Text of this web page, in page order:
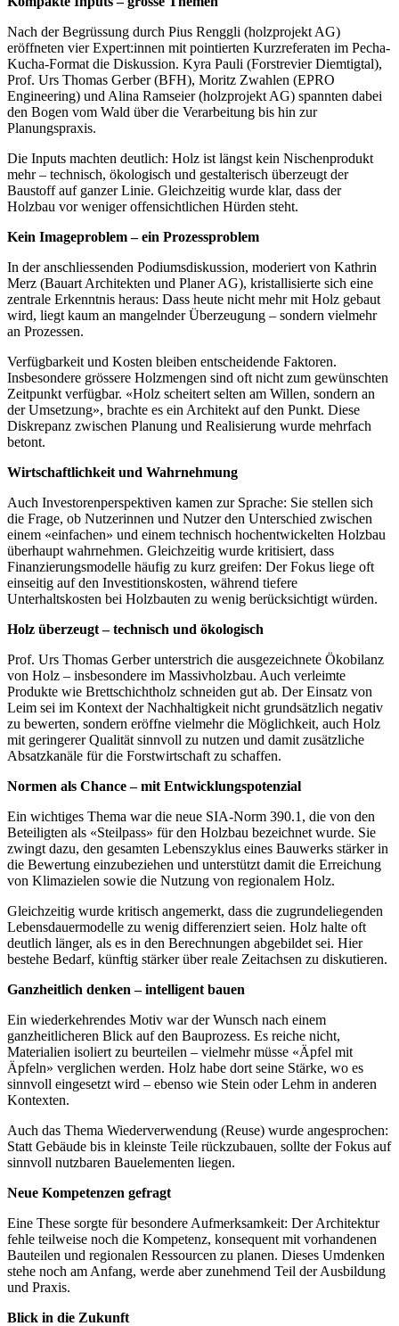
Nach der Begrüssung durch Pius Renggli (holzprojekt AG)
eröffneten vier Expert:innen mit pointierten Kurzreferaten im Pecha-
Kucha-Format die Diskussion. Kyra Pauli (Forstrevier Diemtigtal),
Prof. Urs Thomas Gerber (BFH), Moritz Zwahlen (EPRO
Engineering) und Alina Ramseier (holzprojekt AG) spannten dabei
den Bogen vom Wald über die Verarbeitung bis hin zur
Planungspraxis.
Die Inputs machten deutlich: Holz ist längst kein Nischenprodukt
mehr – technisch, ökologisch und gestalterisch überzeugt der
Baustoff auf ganzer Linie. Gleichzeitig wurde klar, dass der
Holzbau vor weniger offensichtlichen Hürden steht.
Kein Imageproblem – ein Prozessproblem
In der anschliessenden Podiumsdiskussion, moderiert von Kathrin
Merz (Bauart Architekten und Planer AG), kristallisierte sich eine
zentrale Erkenntnis heraus: Dass heute nicht mehr mit Holz gebaut
wird, liegt kaum an mangelnder Überzeugung – sondern vielmehr
an Prozessen.
Verfügbarkeit und Kosten bleiben entscheidende Faktoren.
Insbesondere grössere Holzmengen sind oft nicht zum gewünschten
Zeitpunkt verfügbar. «Holz scheitert selten am Willen, sondern an
der Umsetzung», brachte es ein Architekt auf den Punkt. Diese
Diskrepanz zwischen Planung und Realisierung wurde mehrfach
betont.
Wirtschaftlichkeit und Wahrnehmung
Auch Investorenperspektiven kamen zur Sprache: Sie stellen sich
die Frage, ob Nutzerinnen und Nutzer den Unterschied zwischen
einem «einfachen» und einem technisch hochentwickelten Holzbau
überhaupt wahrnehmen. Gleichzeitig wurde kritisiert, dass
Finanzierungsmodelle häufig zu kurz greifen: Der Fokus liege oft
einseitig auf den Investitionskosten, während tiefere
Unterhaltskosten bei Holzbauten zu wenig berücksichtigt würden.
Holz überzeugt – technisch und ökologisch
Prof. Urs Thomas Gerber unterstrich die ausgezeichnete Ökobilanz
von Holz – insbesondere im Massivholzbau. Auch verleimte
Produkte wie Brettschichtholz schneiden gut ab. Der Einsatz von
Leim sei im Kontext der Nachhaltigkeit nicht grundsätzlich negativ
zu bewerten, sondern eröffne vielmehr die Möglichkeit, auch Holz
mit geringerer Qualität sinnvoll zu nutzen und damit zusätzliche
Absatzkanäle für die Forstwirtschaft zu schaffen.
Normen als Chance – mit Entwicklungspotenzial
Ein wichtiges Thema war die neue SIA-Norm 390.1, die von den
Beteiligten als «Steilpass» für den Holzbau bezeichnet wurde. Sie
zwingt dazu, den gesamten Lebenszyklus eines Bauwerks stärker in
die Bewertung einzubeziehen und unterstützt damit die Erreichung
von Klimazielen sowie die Nutzung von regionalem Holz.
Gleichzeitig wurde kritisch angemerkt, dass die zugrundeliegenden
Lebensdauermodelle zu wenig differenziert seien. Holz halte oft
deutlich länger, als es in den Berechnungen abgebildet sei. Hier
bestehe Bedarf, künftig stärker über reale Zeitachsen zu diskutieren.
Ganzheitlich denken – intelligent bauen
Ein wiederkehrendes Motiv war der Wunsch nach einem
ganzheitlicheren Blick auf den Bauprozess. Es reiche nicht,
Materialien isoliert zu beurteilen – vielmehr müsse «Äpfel mit
Äpfeln» verglichen werden. Holz habe dort seine Stärke, wo es
sinnvoll eingesetzt wird – ebenso wie Stein oder Lehm in anderen
Kontexten.
Auch das Thema Wiederverwendung (Reuse) wurde angesprochen:
Statt Gebäude bis in kleinste Teile rückzubauen, sollte der Fokus auf
sinnvoll nutzbaren Bauelementen liegen.
Neue Kompetenzen gefragt
Eine These sorgte für besondere Aufmerksamkeit: Der Architektur
fehle teilweise noch die Kompetenz, konsequent mit vorhandenen
Bauteilen und regionalen Ressourcen zu planen. Dieses Umdenken
stehe noch am Anfang, werde aber zunehmend Teil der Ausbildung
und Praxis.
Blick in die Zukunft